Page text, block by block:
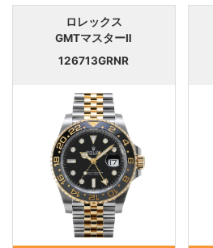
ロレックス
GMTマスターⅡ
126713GRNR